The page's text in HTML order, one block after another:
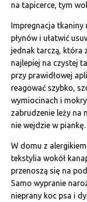
na tapicerce, tym
Impregnacja tkaniny
płynów i ułatwić
jednak tarczą, która
najlepiej na czystej
przy prawidłowej
reagować szybko,
wymiocinach i
zabrudzenie leży na
nie wejdzie w piankę.
W domu z
tekstylia wokół
przenoszą się na
Samo wypranie
nieprany koc psa i